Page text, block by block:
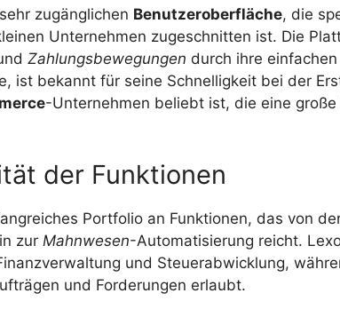
zugänglichen Benutzeroberfläche, die
Unternehmen zugeschnitten ist. Die
Zahlungsbewegungen durch ihre
ist bekannt für seine Schnelligkeit bei der
-Unternehmen beliebt ist, die eine große
der Funktionen
Portfolio an Funktionen, das von
zur Mahnwesen-Automatisierung reicht.
und Steuerabwicklung,
und Forderungen erlaubt.